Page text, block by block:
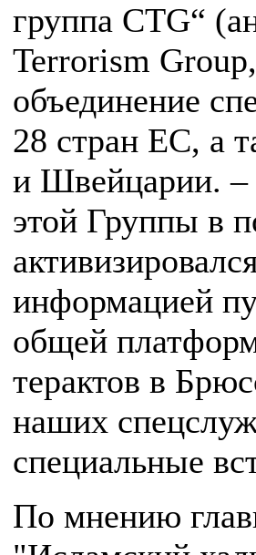
группа CTG“
Terrorism
объединение
28 стран ЕС, а
и Швейцарии.
этой Группы в
информацией
общей
терактов в
наших
специальные
По мнению